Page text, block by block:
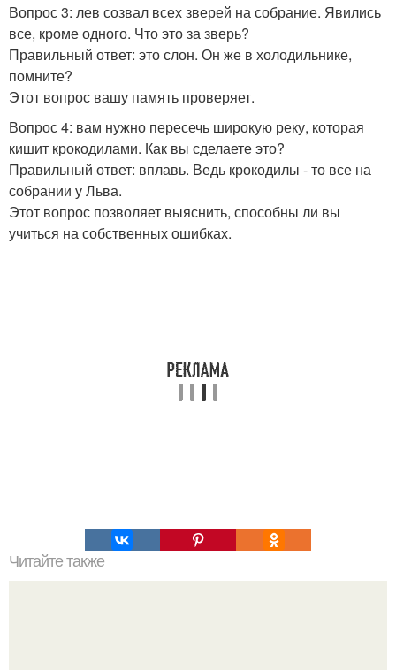
Вопрос 3: лев созвал всех зверей на собрание. Явились
все, кроме одного. Что это за зверь?
Правильный ответ: это слон. Он же в холодильнике,
помните?
Этот вопрос вашу память проверяет.
Вопрос 4: вам нужно пересечь широкую реку, которая
кишит крокодилами. Как вы сделаете это?
Правильный ответ: вплавь. Ведь крокодилы - то все на
собрании у Льва.
Этот вопрос позволяет выяснить, способны ли вы
учиться на собственных ошибках.
Читайте также